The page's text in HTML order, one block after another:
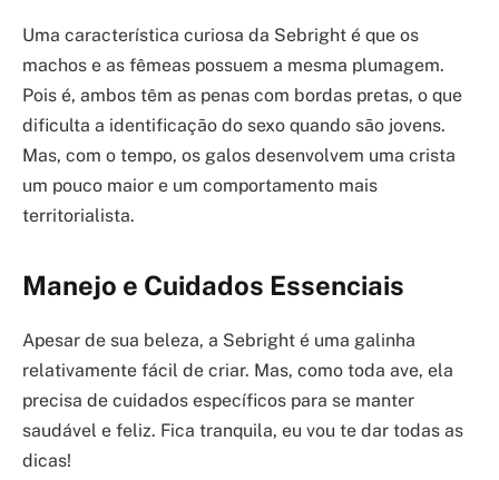
Uma característica curiosa da Sebright é que os
machos e as fêmeas possuem a mesma plumagem.
Pois é, ambos têm as penas com bordas pretas, o que
dificulta a identificação do sexo quando são jovens.
Mas, com o tempo, os galos desenvolvem uma crista
um pouco maior e um comportamento mais
territorialista.
Manejo e Cuidados Essenciais
Apesar de sua beleza, a Sebright é uma galinha
relativamente fácil de criar. Mas, como toda ave, ela
precisa de cuidados específicos para se manter
saudável e feliz. Fica tranquila, eu vou te dar todas as
dicas!